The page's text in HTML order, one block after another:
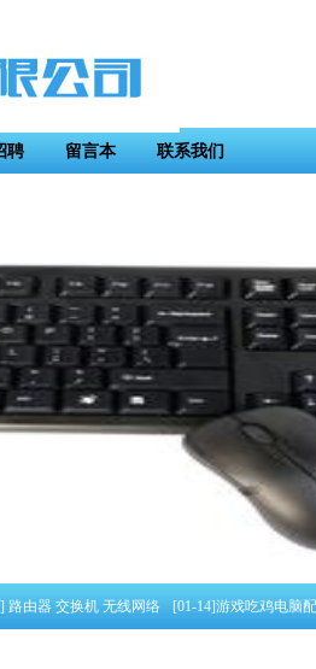
聘 留言本 联系我们
由器 交换机 无线网络 [01-14]游戏吃鸡电脑配置